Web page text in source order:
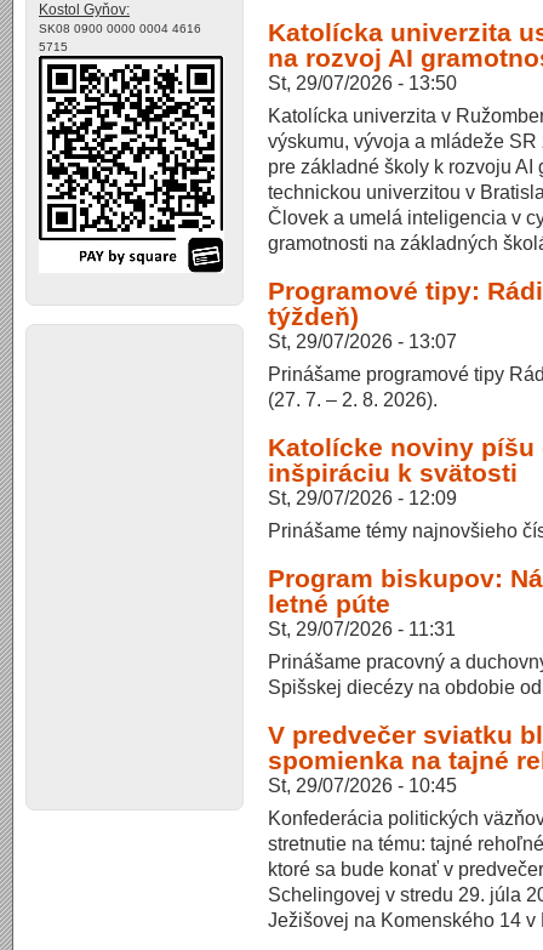
Katolícka univerzita
na rozvoj AI
St, 29/07/2026 - 13:50
Katolícka univerzita v
výskumu, vývoja a mládeže
pre základné školy k rozvoju
technickou univerzitou v
Človek a umelá inteligencia v
gramotnosti na základných
Programové tipy:
týždeň)
St, 29/07/2026 - 13:07
Prinášame programové tipy
(27. 7. – 2. 8. 2026).
Katolícke noviny
inšpiráciu k svätosti
St, 29/07/2026 - 12:09
Prinášame témy najnovšieho
Program biskupov:
letné púte
St, 29/07/2026 - 11:31
Prinášame pracovný a
Spišskej diecézy na obdobie
V predvečer sviatku
spomienka na tajné
St, 29/07/2026 - 10:45
Konfederácia politických
stretnutie na tému: tajné
ktoré sa bude konať v
Schelingovej v stredu 29. júla
Ježišovej na Komenského 14 v
Kostol Gyňov:
SK08 0900 0000 0004 4616
5715